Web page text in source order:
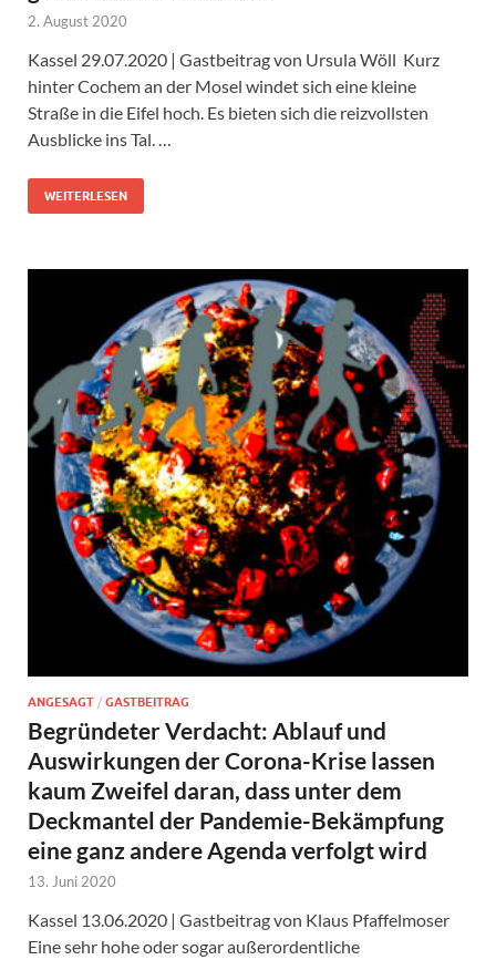
2. August 2020
Kassel 29.07.2020 | Gastbeitrag von Ursula Wöll Kurz
hinter Cochem an der Mosel windet sich eine kleine
Straße in die Eifel hoch. Es bieten sich die reizvollsten
Ausblicke ins Tal. …
WEITERLESEN
ANGESAGT / GASTBEITRAG
Begründeter Verdacht: Ablauf und
Auswirkungen der Corona-Krise lassen
kaum Zweifel daran, dass unter dem
Deckmantel der Pandemie-Bekämpfung
eine ganz andere Agenda verfolgt wird
13. Juni 2020
Kassel 13.06.2020 | Gastbeitrag von Klaus Pfaffelmoser
Eine sehr hohe oder sogar außerordentliche